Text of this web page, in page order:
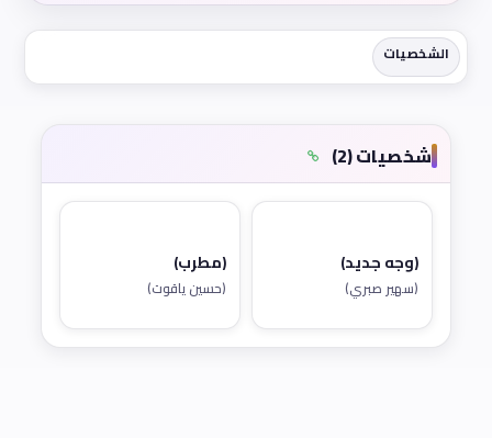
الشخصيات
شخصيات (2)
(وجه جديد)
(سهير صبري)
(مطرب)
(حسين ياقوت)